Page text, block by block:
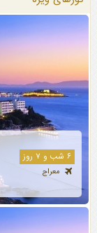
۶ شب و ۷ روز
معراج